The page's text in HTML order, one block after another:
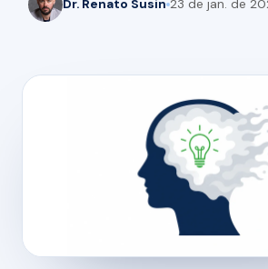
Dr. Renato Susin 23 de jan. de